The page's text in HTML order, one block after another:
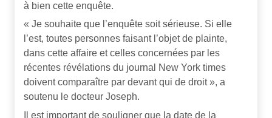
à bien cette enquête.
« Je souhaite que l’enquête soit sérieuse. Si elle
l’est, toutes personnes faisant l’objet de plainte,
dans cette affaire et celles concernées par les
récentes révélations du journal New York times
doivent comparaître par devant qui de droit », a
soutenu le docteur Joseph.
Il est important de souligner que la date de la